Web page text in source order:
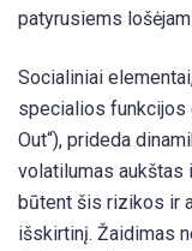
patyrusiems
Socialiniai
specialios funkcijos
Out“), prideda
volatilumas
būtent šis rizikos ir
išskirtinį. Žaidimas